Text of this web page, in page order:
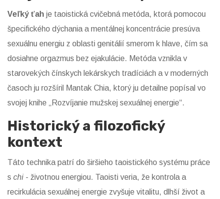
Veľký ťah je taoistická cvičebná metóda, ktorá pomocou
špecifického dýchania a mentálnej koncentrácie presúva
sexuálnu energiu z oblasti genitálií smerom k hlave, čím sa
dosiahne orgazmus bez ejakulácie. Metóda vznikla v
starovekých čínskych lekárskych tradíciách a v moderných
časoch ju rozšíril Mantak Chia, ktorý ju detailne popísal vo
svojej knihe „Rozvíjanie mužskej sexuálnej energie“.
Historický a filozofický
kontext
Táto technika patrí do širšieho taoistického systému práce
s chi - životnou energiou. Taoisti veria, že kontrola a
recirkulácia sexuálnej energie zvyšuje vitalitu, dlhší život a